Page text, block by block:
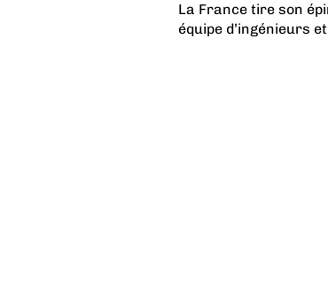
La France tire son
équipe d’ingénieurs